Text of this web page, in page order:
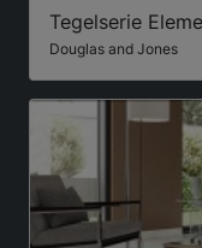
Tegelserie
Douglas and Jones